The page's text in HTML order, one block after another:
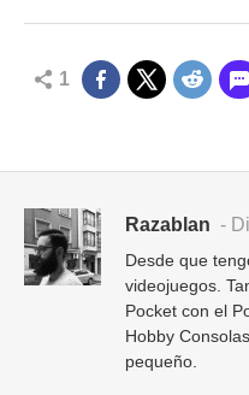
1
Razablan -
Desde que
videojuegos.
Pocket con el
Hobby
pequeño.